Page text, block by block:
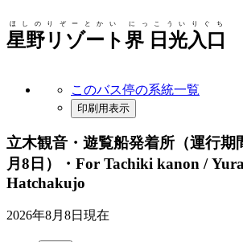
星野リゾート界 日光入口
ほしのりぞーとかい にっこういりぐち
このバス停の系統一覧
印刷用表示
立木観音・遊覧船発着所（運行期
月8日）・For Tachiki kanon /
Hatchakujo
2026年8月8日 現在